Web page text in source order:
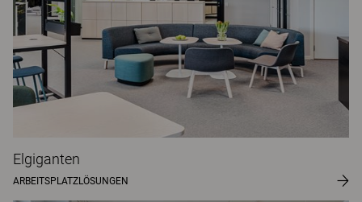
Elgiganten
ARBEITSPLATZLÖSUNGEN